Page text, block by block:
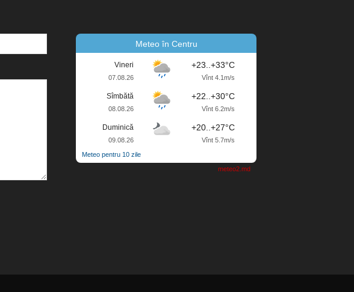
Meteo în Centru
Vineri
07.08.26
+23..+33°C
Vînt 4.1m/s
Sîmbătă
08.08.26
+22..+30°C
Vînt 6.2m/s
Duminică
09.08.26
+20..+27°C
Vînt 5.7m/s
Meteo pentru 10 zile
meteo2.md